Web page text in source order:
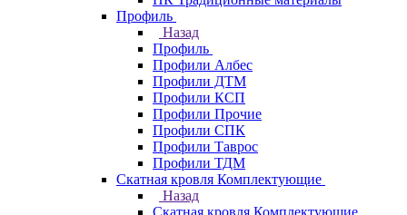
Профиль
Назад
Профиль
Профили Албес
Профили ДТМ
Профили КСП
Профили Прочие
Профили СПК
Профили Таврос
Профили ТДМ
Скатная кровля Комплектующие
Назад
Скатная кровля Комплектующие